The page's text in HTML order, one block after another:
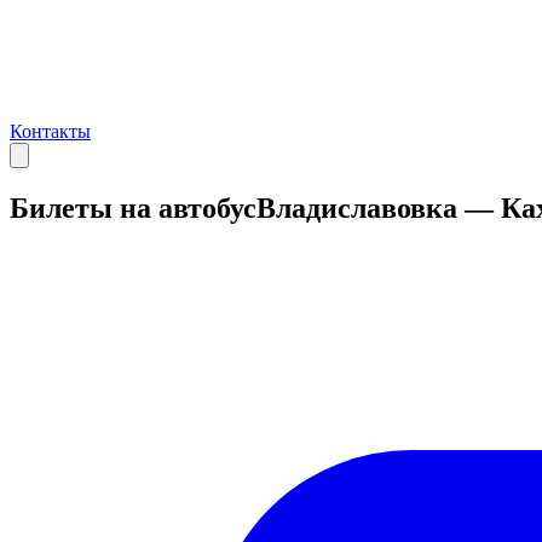
Контакты
Билеты на автобусВладиславовка —